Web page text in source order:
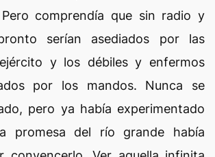
comprendía que sin radio y
serían asediados por las
y los débiles y enfermos
por los mandos. Nunca se
pero ya había experimentado
promesa del río grande había